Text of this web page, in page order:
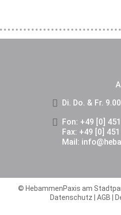
Di. Do. & Fr.
Fon: +49 [0]
Fax: +49 [0]
Mail:
© HebammenPaxis am
Datenschutz | AGB |